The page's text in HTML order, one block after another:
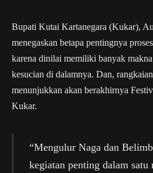
Bupati Kutai Kartanegara (Kukar),
menegaskan betapa pentingnya
karena dinilai memiliki banyak
kesucian di dalamnya. Dan,
menunjukkan akan berakhirnya
Kukar.
“Mengulur Naga dan
kegiatan penting dalam satu